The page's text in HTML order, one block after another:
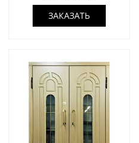
ЗАКАЗАТЬ